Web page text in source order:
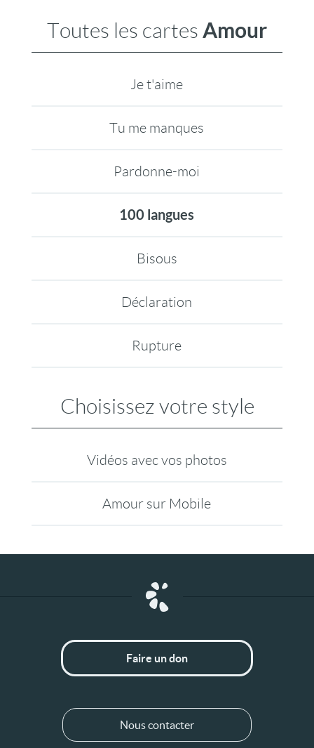
Toutes les cartes Amour
Je t'aime
Tu me manques
Pardonne-moi
100 langues
Bisous
Déclaration
Rupture
Choisissez votre style
Vidéos avec vos photos
Amour sur Mobile
Faire un don
Nous contacter